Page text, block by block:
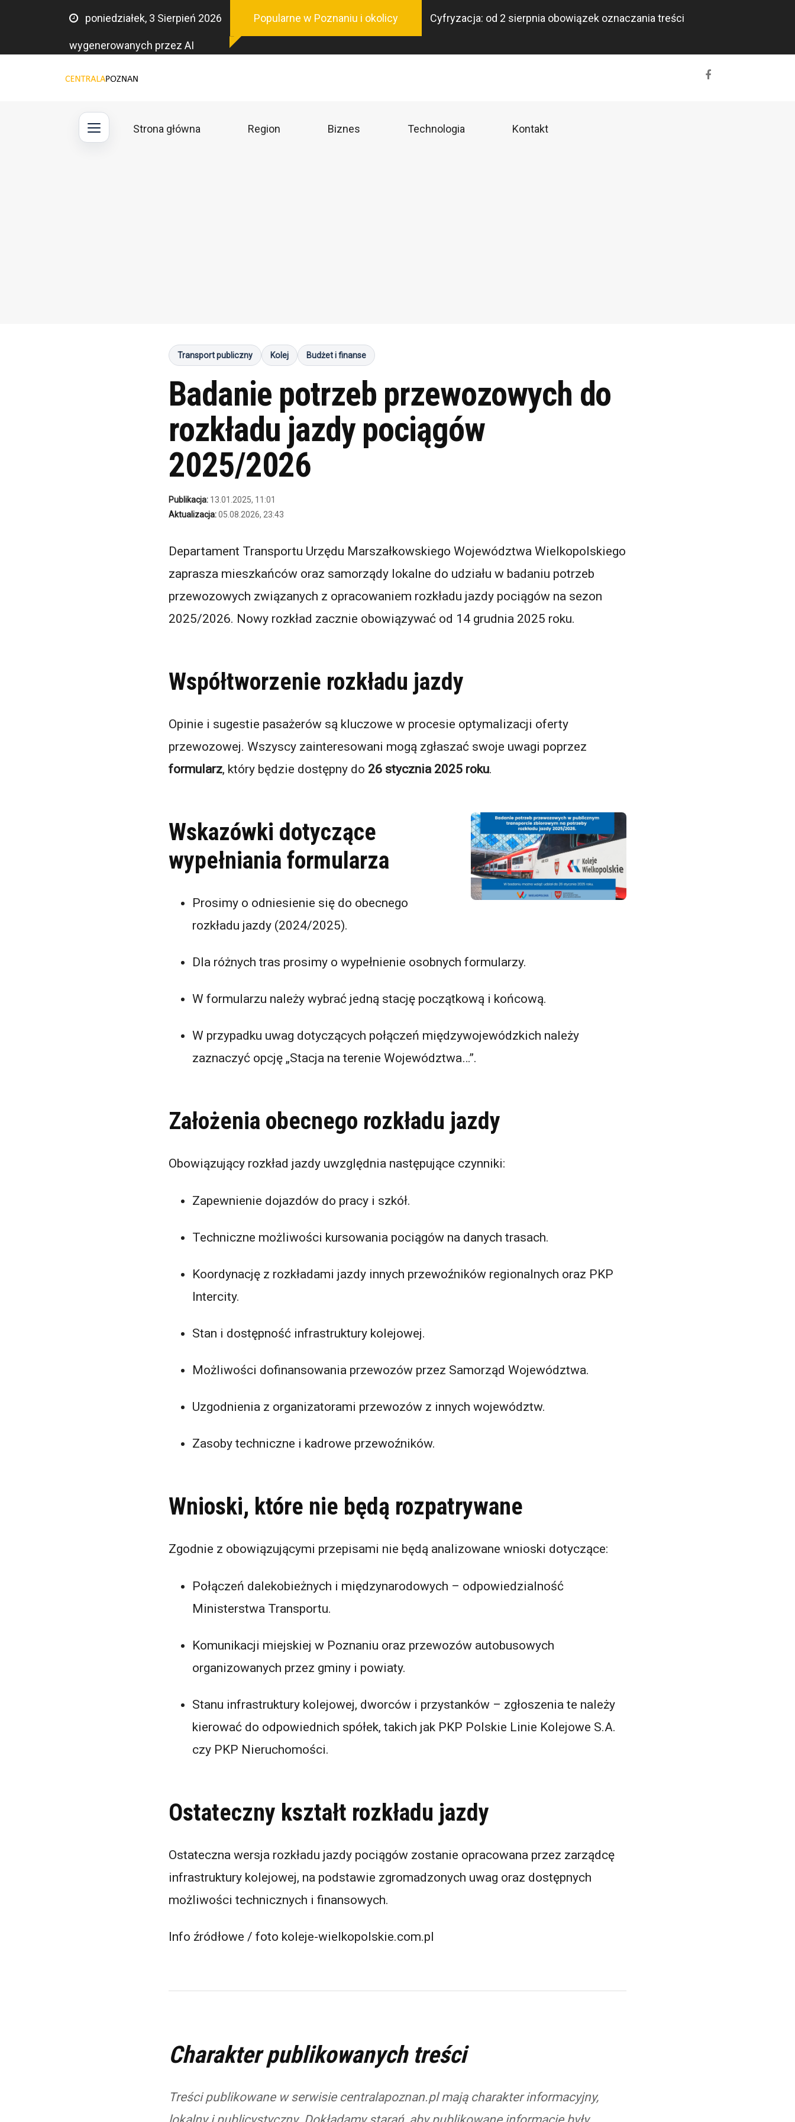
poniedziałek, 3 Sierpień 2026 Popularne w Poznaniu i okolicy Cyfryzacja: od 2 sierpnia obowiązek oznaczania treści
wygenerowanych przez AI
Strona główna Region Biznes Technologia Kontakt
Transport publiczny Kolej Budżet i finanse
Badanie potrzeb przewozowych do
rozkładu jazdy pociągów
2025/2026
Publikacja: 13.01.2025, 11:01
Aktualizacja:05.08.2026, 23:43
Departament Transportu Urzędu Marszałkowskiego Województwa Wielkopolskiego
zaprasza mieszkańców oraz samorządy lokalne do udziału w badaniu potrzeb
przewozowych związanych z opracowaniem rozkładu jazdy pociągów na sezon
2025/2026. Nowy rozkład zacznie obowiązywać od 14 grudnia 2025 roku.
Współtworzenie rozkładu jazdy
Opinie i sugestie pasażerów są kluczowe w procesie optymalizacji oferty
przewozowej. Wszyscy zainteresowani mogą zgłaszać swoje uwagi poprzez
formularz, który będzie dostępny do 26 stycznia 2025 roku.
Wskazówki dotyczące
wypełniania formularza
Prosimy o odniesienie się do obecnego
rozkładu jazdy (2024/2025).
Dla różnych tras prosimy o wypełnienie osobnych formularzy.
W formularzu należy wybrać jedną stację początkową i końcową.
W przypadku uwag dotyczących połączeń międzywojewódzkich należy
zaznaczyć opcję „Stacja na terenie Województwa…”.
Założenia obecnego rozkładu jazdy
Obowiązujący rozkład jazdy uwzględnia następujące czynniki:
Zapewnienie dojazdów do pracy i szkół.
Techniczne możliwości kursowania pociągów na danych trasach.
Koordynację z rozkładami jazdy innych przewoźników regionalnych oraz PKP
Intercity.
Stan i dostępność infrastruktury kolejowej.
Możliwości dofinansowania przewozów przez Samorząd Województwa.
Uzgodnienia z organizatorami przewozów z innych województw.
Zasoby techniczne i kadrowe przewoźników.
Wnioski, które nie będą rozpatrywane
Zgodnie z obowiązującymi przepisami nie będą analizowane wnioski dotyczące:
Połączeń dalekobieżnych i międzynarodowych – odpowiedzialność
Ministerstwa Transportu.
Komunikacji miejskiej w Poznaniu oraz przewozów autobusowych
organizowanych przez gminy i powiaty.
Stanu infrastruktury kolejowej, dworców i przystanków – zgłoszenia te należy
kierować do odpowiednich spółek, takich jak PKP Polskie Linie Kolejowe S.A.
czy PKP Nieruchomości.
Ostateczny kształt rozkładu jazdy
Ostateczna wersja rozkładu jazdy pociągów zostanie opracowana przez zarządcę
infrastruktury kolejowej, na podstawie zgromadzonych uwag oraz dostępnych
możliwości technicznych i finansowych.
Info źródłowe / foto koleje-wielkopolskie.com.pl
Charakter publikowanych treści
Treści publikowane w serwisie centralapoznan.pl mają charakter informacyjny,